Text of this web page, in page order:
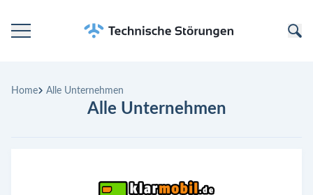
Kategorien
Home Alle Unternehmen
Alle Unternehmen